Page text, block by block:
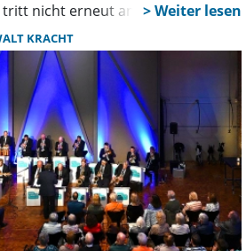
nicht erneut an. Für fast alle
Jetzt wird
gesucht, damit die
kann.
KRACHT